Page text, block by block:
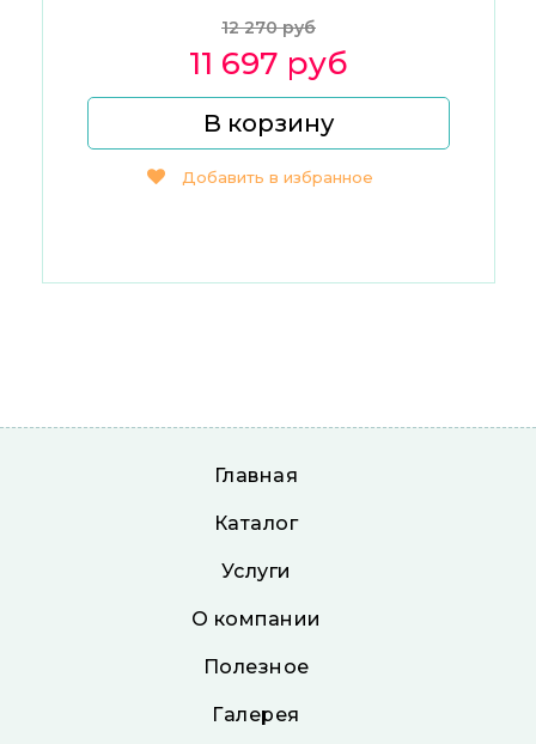
12 270 руб
11 697 руб
В корзину
Добавить в избранное
Главная
Каталог
Услуги
О компании
Полезное
Галерея